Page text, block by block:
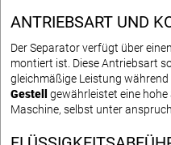
ANTRIEBSART UND
Der Separator verfügt über einen
montiert ist. Diese Antriebsart
gleichmäßige Leistung während
Gestell
gewährleistet eine
Maschine, selbst unter